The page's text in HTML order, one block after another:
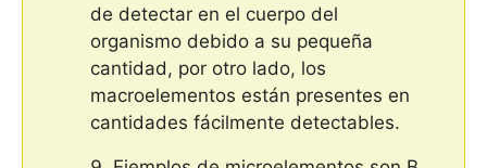
de detectar en el cuerpo del
organismo debido a su pequeña
cantidad, por otro lado, los
macroelementos están presentes en
cantidades fácilmente detectables.